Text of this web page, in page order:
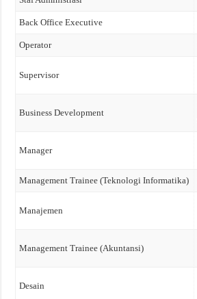
Back Office Executive
Operator
Supervisor
Business Development
Manager
Management Trainee (Teknologi Informatika)
Manajemen
Management Trainee (Akuntansi)
Desain